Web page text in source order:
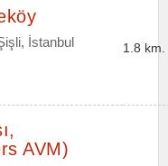
İstanbul 1.8 km.
AVM)